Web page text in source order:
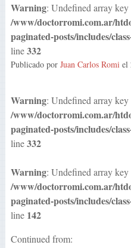
Warning: Undefined array key
/www/doctorromi.com.ar/
paginated-posts/includes/
line332
Publicado por Juan Carlos Romiel
Warning: Undefined array key
/www/doctorromi.com.ar/
paginated-posts/includes/
line332
Warning: Undefined array key
/www/doctorromi.com.ar/
paginated-posts/includes/
line 142
Continued from: